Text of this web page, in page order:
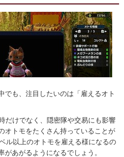
でも、注目したいのは「雇えるオト
だけでなく、隠密隊や交易にも影響
オトモをたくさん持っていることが
ル以上のオトモを雇える様になるの
あがるようになるでしょう。